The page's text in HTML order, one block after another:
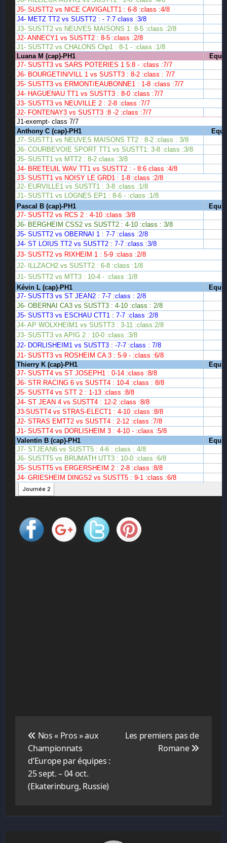
l’article
Nos « Pros » aux
Championnats
d’Europe par équipes :
25 sept. – 04 oct.
(Ekaterinburg, Russie)
Les premiers pas de
Romane